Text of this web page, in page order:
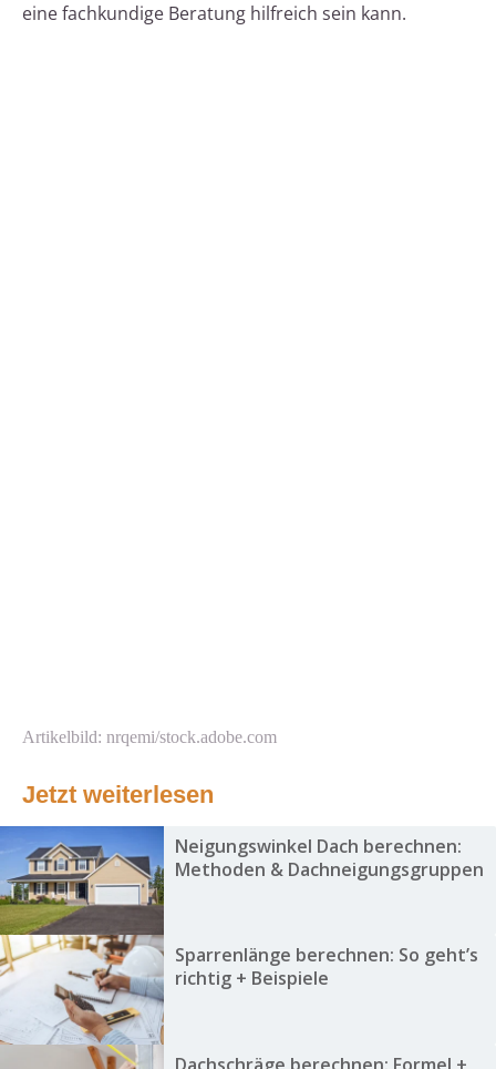
eine fachkundige Beratung hilfreich sein kann.
Artikelbild: nrqemi/stock.adobe.com
Jetzt weiterlesen
Neigungswinkel Dach berechnen:
Methoden & Dachneigungsgruppen
Sparrenlänge berechnen: So geht’s
richtig + Beispiele